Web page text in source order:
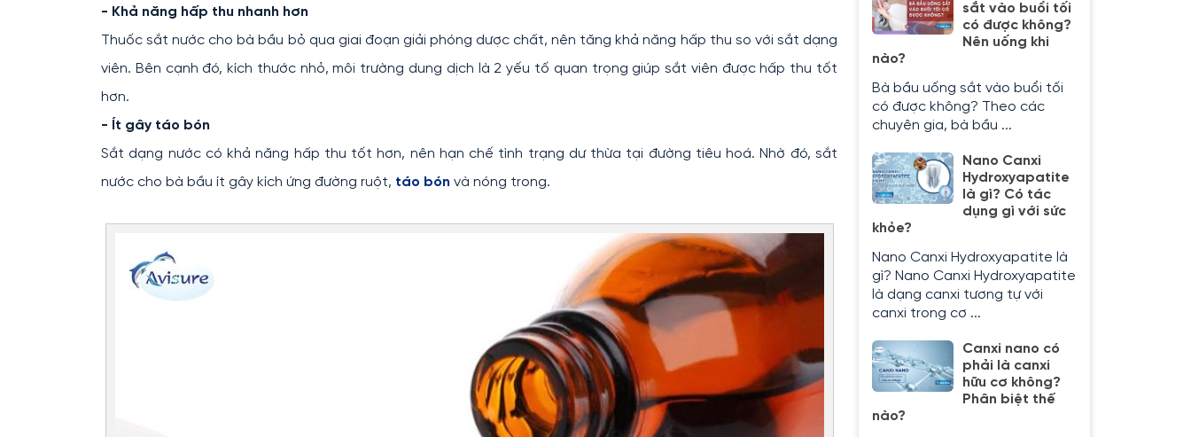
- Khả năng hấp thu nhanh hơn
Thuốc sắt nước cho bà bầu bỏ qua giai đoạn giải phóng dược chất, nên tăng khả năng hấp thu so với sắt dạng
viên. Bên cạnh đó, kích thước nhỏ, môi trường dung dịch là 2 yếu tố quan trọng giúp sắt viên được hấp thu tốt
hơn.
- Ít gây táo bón
Sắt dạng nước có khả năng hấp thu tốt hơn, nên hạn chế tình trạng dư thừa tại đường tiêu hoá. Nhờ đó, sắt
nước cho bà bầu ít gây kích ứng đường ruột, táo bón và nóng trong.
sắt vào buổi tối
có được không?
Nên uống khi
nào?
Bà bầu uống sắt vào buổi tối
có được không? Theo các
chuyên gia, bà bầu ...
Nano Canxi
Hydroxyapatite
là gì? Có tác
dụng gì với sức
khỏe?
Nano Canxi Hydroxyapatite là
gì? Nano Canxi Hydroxyapatite
là dạng canxi tương tự với
canxi trong cơ ...
Canxi nano có
phải là canxi
hữu cơ không?
Phân biệt thế
nào?